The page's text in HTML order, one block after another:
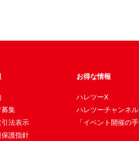
募集
法表示
護指針
お得な情報
ハレツーX
ハレツーチャンネル
「イベント開催の